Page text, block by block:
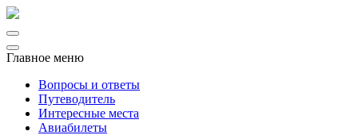
Главное меню
Вопросы и ответы
Путеводитель
Интересные места
Авиабилеты